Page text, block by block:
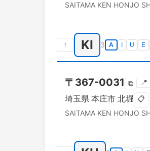
SAITAMA KEN HONJO
↑ KI 3 A U E
〒 367-0031 ⧉ 📍
埼玉県 本庄市 北堀 📋
SAITAMA KEN HONJO